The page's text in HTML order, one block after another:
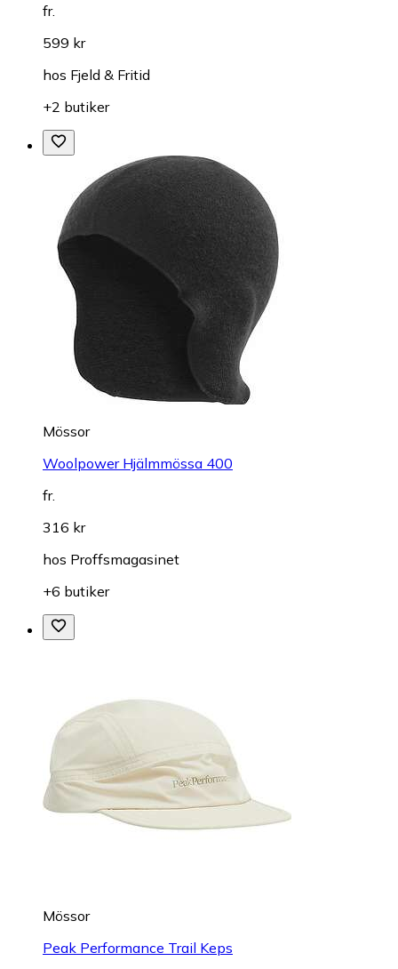
fr.
599 kr
hos Fjeld & Fritid
+2 butiker
Mössor
Woolpower Hjälmmössa 400
fr.
316 kr
hos Proffsmagasinet
+6 butiker
Mössor
Peak Performance Trail Keps